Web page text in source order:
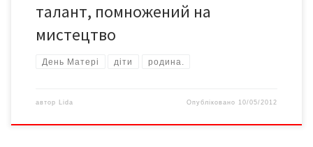
талант, помножений на
мистецтво
День Матері діти родина.
автор Lida Опубліковано 10/05/2012